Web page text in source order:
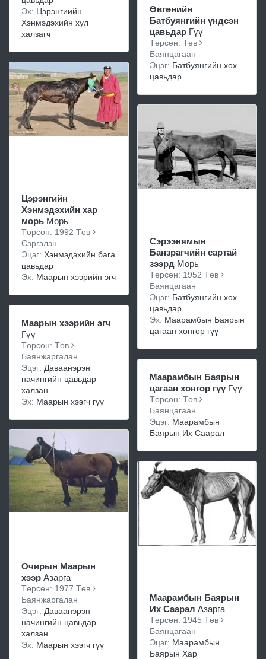
Эх: Цэрэнгиийн
Хэнмэдэхийн хул
халзагч
Цэрэнгийн
Хэнмэдэхийн хар
морь Морь
Төрсөн: 1992 Төв
Сэргэлэн
Эцэг: Хэнмэдэхийн бага
цавьдар
Эх: Маарын хээрийн эгч
Маарын хээрийн эгч
Гүү
Төрсөн: Төв
Баянжаргалан
Эцэг: Даваанэрэн
начингийн цавьдар
халзан
Эх: Маарын хээгч гүү
Очирын Маарын
хээр Азарга
Төрсөн: 1977 Төв
Баянжаргалан
Эцэг: Даваанэрэн
начингийн цавьдар
халзан
Эх: Маарын хээгч гүү
Өвгөнийн
Батбуянгийн үндсэн
цавьдар Гүү
Төрсөн: Төв
Баянцагаан
Эцэг: Батбуянгийн хөх
цавьдар
Сэрээнямын
Банзрагчийн сартай
зээрд Морь
Төрсөн: 1952 Төв
Баянцагаан
Эцэг: Батбуянгийн хөх
цавьдар
Эх: Маарамбын Баярын
цагаан хонгор гүү
Маарамбын Баярын
цагаан хонгор гүү Гүү
Төрсөн: Төв
Баянцагаан
Эцэг: Маарамбын
Баярын Их Саарал
Маарамбын Баярын
Их Саарал Азарга
Төрсөн: 1945 Төв
Баянцагаан
Эцэг: Маарамбын
Баярын Хар